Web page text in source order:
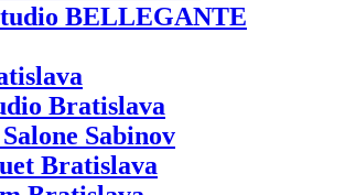
BELLEGANTE
Bratislava
Sabinov
Bratislava